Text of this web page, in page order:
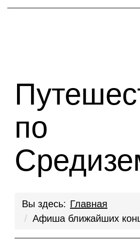
по
Вы здесь: Главная
Афиша ближайших